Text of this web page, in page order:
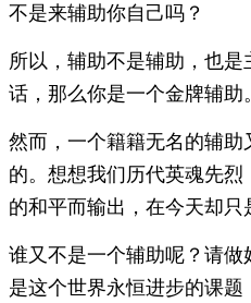
不是来辅助你自己吗？
所以，辅助不是辅助，也
话，那么你是一个金牌辅助。
然而，一个籍籍无名的辅助
的。想想我们历代英魂先
的和平而输出，在今天却
谁又不是一个辅助呢？请
是这个世界永恒进步的课题